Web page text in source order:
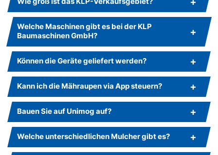
Welche Maschinen gibt es bei der KLP
Baumaschinen GmbH?
Können die Geräte geliefert werden?
Kann ich die Mähraupen via App steuern?
Bauen Sie auf Unimog auf?
Welche unterschiedlichen Mulcher gibt es?